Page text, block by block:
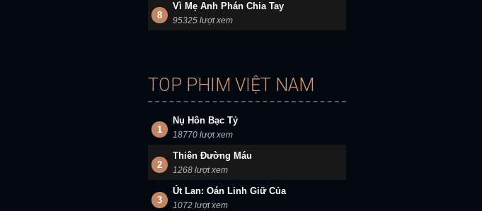
8
Vì Mẹ Anh Phán Chia Tay
95325 lượt xem
TOP PHIM VIỆT NAM
1
Nụ Hôn Bạc Tỷ
18770 lượt xem
2
Thiên Đường Máu
1268 lượt xem
3
Út Lan: Oán Linh Giữ Của
1072 lượt xem